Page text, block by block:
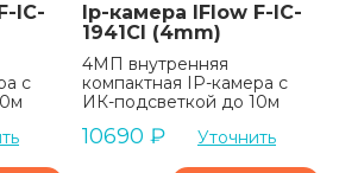
IC-
c
Ip-камера IFlow F-IC-
1941CI (4mm)
4МП внутренняя
компактная IP-камера c
ИК-подсветкой до 10м
10690 ₽ Уточнить